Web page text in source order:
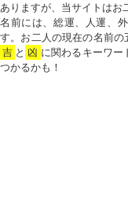
ありますが、当サイトはお
名前には、総運、人運、
す。お二人の現在の名前の
吉 と 凶 に関わるキーワー
つかるかも！